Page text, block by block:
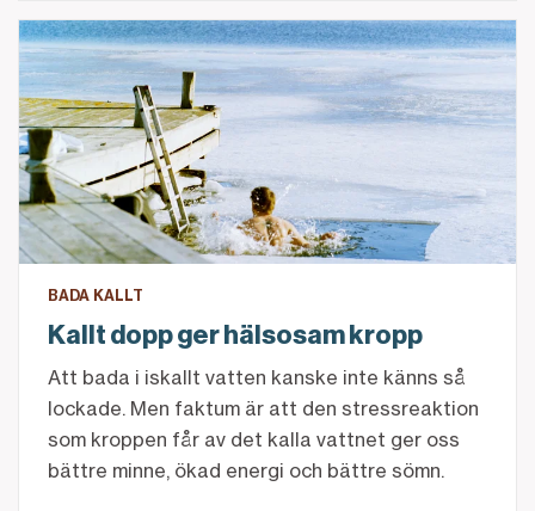
Kallt dopp ger hälsosam kropp
BADA KALLT
Kallt dopp ger hälsosam kropp
Att bada i iskallt vatten kanske inte känns så
lockade. Men faktum är att den stressreaktion
som kroppen får av det kalla vattnet ger oss
bättre minne, ökad energi och bättre sömn.